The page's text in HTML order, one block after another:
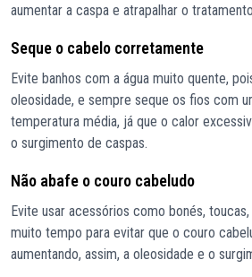
aumentar a caspa e atrapalhar o
Seque o cabelo corretamente
Evite banhos com a água muito quente,
oleosidade, e sempre seque os fios com
temperatura média, já que o calor
o surgimento de caspas.
Não abafe o couro cabeludo
Evite usar acessórios como bonés,
muito tempo para evitar que o couro
aumentando, assim, a oleosidade e o